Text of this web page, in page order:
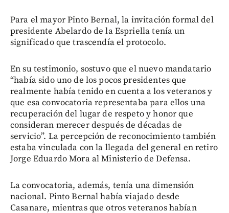
Para el mayor Pinto Bernal, la invitación formal del
presidente Abelardo de la Espriella tenía un
significado que trascendía el protocolo.
En su testimonio, sostuvo que el nuevo mandatario
“había sido uno de los pocos presidentes que
realmente había tenido en cuenta a los veteranos y
que esa convocatoria representaba para ellos una
recuperación del lugar de respeto y honor que
consideran merecer después de décadas de
servicio”. La percepción de reconocimiento también
estaba vinculada con la llegada del general en retiro
Jorge Eduardo Mora al Ministerio de Defensa.
La convocatoria, además, tenía una dimensión
nacional. Pinto Bernal había viajado desde
Casanare, mientras que otros veteranos habían